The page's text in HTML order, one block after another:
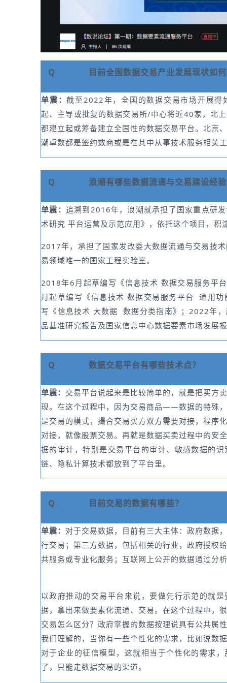
Q 目前全国数据交易产业发展现状如
单震：截至2022年，全国的数据交易市场开展得
起、主导或批复的数据交易所/中心将近40家，北
都建立起或筹备建立全国性的数据交易平台。北京
潮卓数都是签约数商或是在其中从事技术服务相关
Q 浪潮有哪些数据流通与交易建设经
单震： 追溯到2016年，浪潮就承担了国家重点研
术研究 平台运营及示范应用》，依托这个项目，积
2017年，承担了国家发改委大数据流通与交易技
易领域唯一的国家工程实验室。
2018年6月起草编写《信息技术 数据交易服务平
月起草编写《信息技术 数据交易服务平台 通用
写《信息技术 大数据 数据分类指南》；2022年
品基准研究报告及国家信息中心数据要素市场发展
Q 数据交易平台有哪些技术点？
单震： 交易平台说起来是比较简单的，就是把买方
现。在这个过程中，因为交易商品——数据的特殊
是交易的模式，撮合交易买方双方需要对接，程序
对接，就像股票交易。再就是数据买卖过程中的安
据的审计，特别是交易平台的审计、敏感数据的
链、隐私计算技术都放到了平台里。
Q 目前交易的数据有哪些？
单震： 对于交易数据，目前有三大主体：政府数据
行交易；第三方数据，包括相关的行业，政府授权
共服务或专业化服务；互联网上公开的数据通过分
以政府推动的交易平台来说，要做先行示范的就
据，拿出来做要素化流通、交易。在这个过程中，
交易怎么区分？政府掌握的数据按理说具有公共属
我们理解的，当你有一些个性化的需求，比如说数
对于企业的征信模型，这就相当于个性化的需求
了，只能走数据交易的渠道。